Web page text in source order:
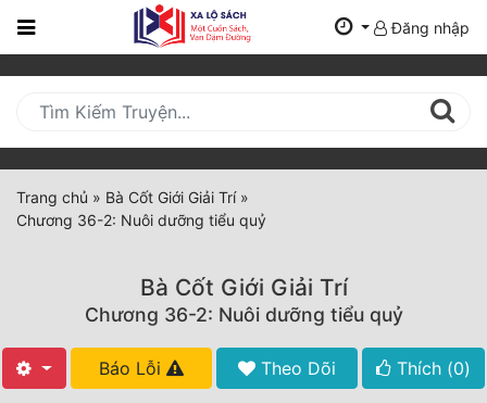
Trang
Mới
Cập
Nhật
(current)
Tất Cả
Đăng nhập
Trang chủ » Bà Cốt Giới Giải Trí»
Chương 36-2: Nuôi dưỡng tiểu quỷ
Bà Cốt Giới Giải Trí
Chương 36-2: Nuôi dưỡng tiểu quỷ
Báo Lỗi Theo Dõi Thích (0)